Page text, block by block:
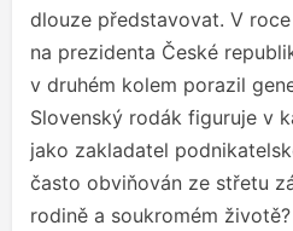
dlouze představovat. V
na prezidenta České
v druhém kolem porazil
Slovenský rodák figuruje v
jako zakladatel
často obviňován ze střetu
rodině a soukromém životě?